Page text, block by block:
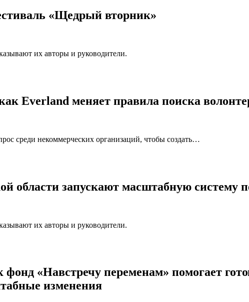
«Щедрый вторник»
их авторы и руководители.
Everland меняет правила поиска
среди некоммерческих организаций, чтобы создать…
области запускают масштабную систему
их авторы и руководители.
«Навстречу переменам» помогает
изменения